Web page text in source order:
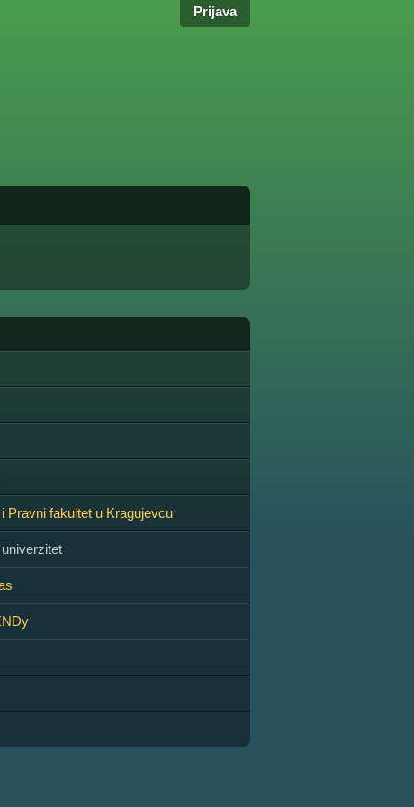
Prijava
Pravni fakultet u Kragujevcu